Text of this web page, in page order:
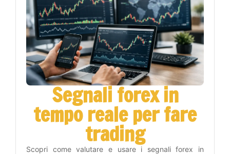
Segnali forex in
tempo reale per fare
trading
Scopri come valutare e usare i segnali forex in